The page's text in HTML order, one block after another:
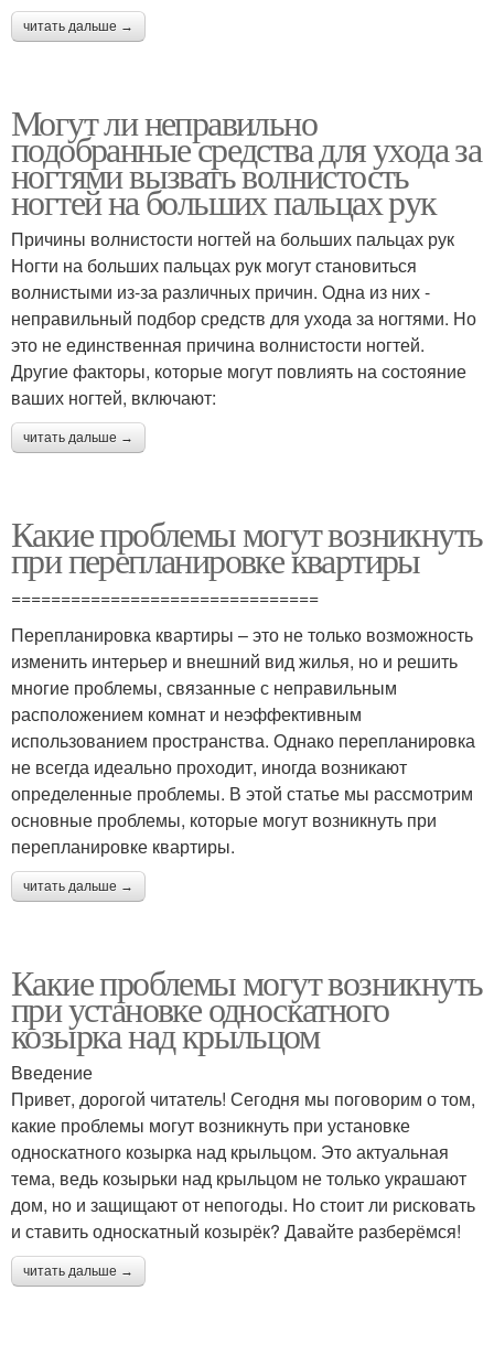
читать дальше →
Могут ли неправильно
подобранные средства для ухода за
ногтями вызвать волнистость
ногтей на больших пальцах рук
Причины волнистости ногтей на больших пальцах рук
Ногти на больших пальцах рук могут становиться
волнистыми из-за различных причин. Одна из них -
неправильный подбор средств для ухода за ногтями. Но
это не единственная причина волнистости ногтей.
Другие факторы, которые могут повлиять на состояние
ваших ногтей, включают:
читать дальше →
Какие проблемы могут возникнуть
при перепланировке квартиры
===============================
Перепланировка квартиры – это не только возможность
изменить интерьер и внешний вид жилья, но и решить
многие проблемы, связанные с неправильным
расположением комнат и неэффективным
использованием пространства. Однако перепланировка
не всегда идеально проходит, иногда возникают
определенные проблемы. В этой статье мы рассмотрим
основные проблемы, которые могут возникнуть при
перепланировке квартиры.
читать дальше →
Какие проблемы могут возникнуть
при установке односкатного
козырка над крыльцом
Введение
Привет, дорогой читатель! Сегодня мы поговорим о том,
какие проблемы могут возникнуть при установке
односкатного козырка над крыльцом. Это актуальная
тема, ведь козырьки над крыльцом не только украшают
дом, но и защищают от непогоды. Но стоит ли рисковать
и ставить односкатный козырёк? Давайте разберёмся!
читать дальше →